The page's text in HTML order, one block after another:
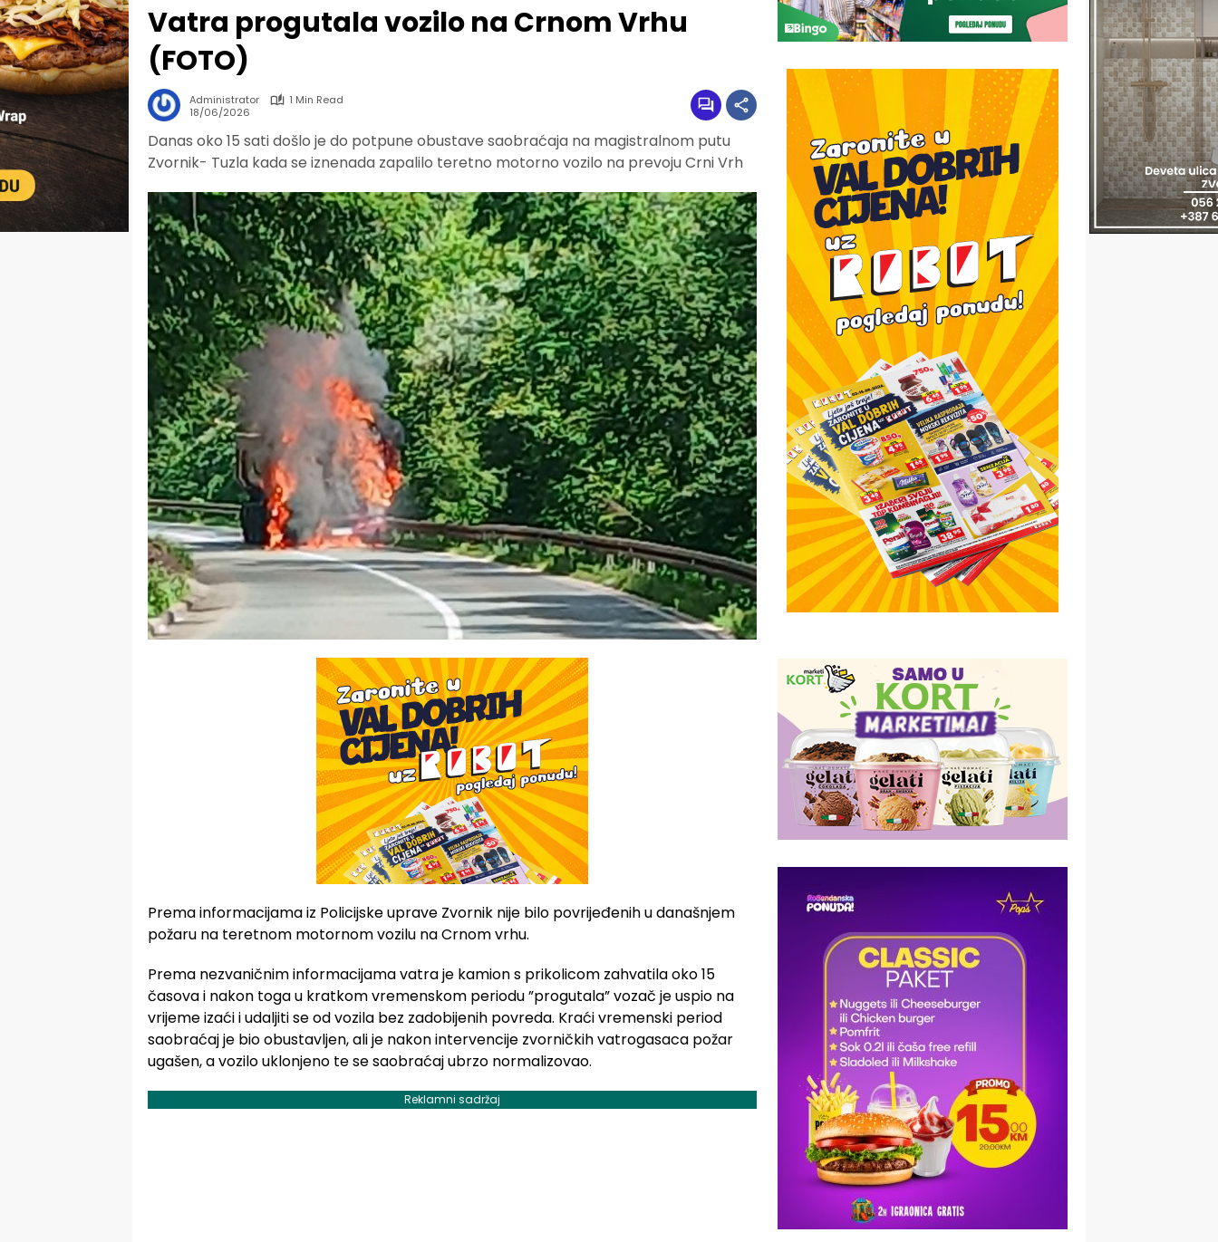
Vatra progutala vozilo na Crnom Vrhu
(FOTO)
Administrator
1 Min Read
18/06/2026
Danas oko 15 sati došlo je do potpune obustave saobraćaja na magistralnom putu
Zvornik- Tuzla kada se iznenada zapalilo teretno motorno vozilo na prevoju Crni Vrh
Prema informacijama iz Policijske uprave Zvornik nije bilo povrijeđenih u današnjem
požaru na teretnom motornom vozilu na Crnom vrhu.
Prema nezvaničnim informacijama vatra je kamion s prikolicom zahvatila oko 15
časova i nakon toga u kratkom vremenskom periodu ”progutala” vozač je uspio na
vrijeme izaći i udaljiti se od vozila bez zadobijenih povreda. Kraći vremenski period
saobraćaj je bio obustavljen, ali je nakon intervencije zvorničkih vatrogasaca požar
ugašen, a vozilo uklonjeno te se saobraćaj ubrzo normalizovao.
Reklamni sadržaj